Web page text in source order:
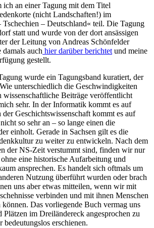
ich an einer Tagung mit dem Titel
(nicht Landschaften!) im
Tschechien – Deutschland« teil. Die Tagung
statt und wurde von der dort ansässigen
der Leitung von Andreas Schönfelder
damals auch hier darüber berichtet und meine
gestellt.
wurde ein Tagungsband kuratiert, der
unterschiedlich die Geschwindigkeiten
wissenschaftliche Beiträge veröffentlicht
sehr. In der Informatik kommt es auf
Geschichtswissenschaft kommt es auf
so sehr an – so lange einen die
einholt. Gerade in Sachsen gilt es die
zu weiter zu entwickeln. Nach dem
der NS-Zeit verstummt sind, finden wir nur
eine historische Aufarbeitung und
ansprechen. Es handelt sich oftmals um
Nutzung überführt wurden oder brach
uns aber etwas mitteilen, wenn wir mit
verbinden und mit ihnen Menschen
Das vorliegende Buch vermag uns
im Dreiländereck angesprochen zu
erschienen.